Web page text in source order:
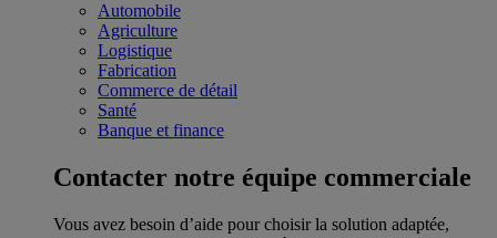
Automobile
Agriculture
Logistique
Fabrication
Commerce de détail
Santé
Banque et finance
Contacter notre équipe commerciale
Vous avez besoin d’aide pour choisir la solution adaptée,